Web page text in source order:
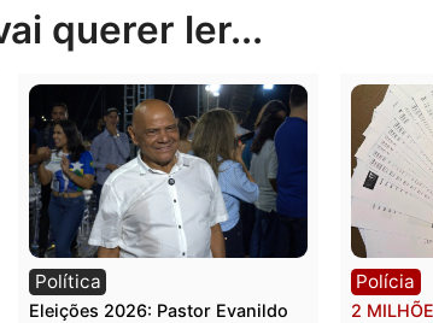
vai querer ler...